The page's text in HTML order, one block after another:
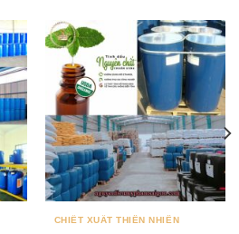
CHIẾT XUẤT THIÊN NHIÊN